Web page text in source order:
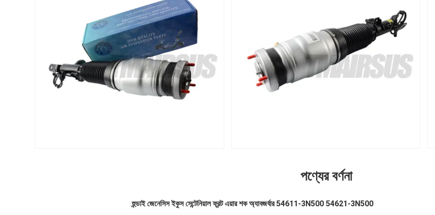
পণ্যের বর্ণনা
হুন্ডাই জেনেসিস ইকুস সেন্টেনিয়াল ফ্রন্ট এয়ার শক অ্যাবজর্বার 54611-3N500 54621-3N500